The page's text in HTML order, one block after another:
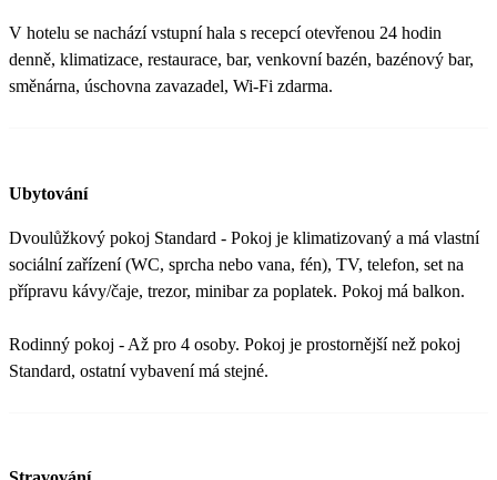
V hotelu se nachází vstupní hala s recepcí otevřenou 24 hodin
denně, klimatizace, restaurace, bar, venkovní bazén, bazénový bar,
směnárna, úschovna zavazadel, Wi-Fi zdarma.
Ubytování
Dvoulůžkový pokoj Standard - Pokoj je klimatizovaný a má vlastní
sociální zařízení (WC, sprcha nebo vana, fén), TV, telefon, set na
přípravu kávy/čaje, trezor, minibar za poplatek. Pokoj má balkon.
Rodinný pokoj - Až pro 4 osoby. Pokoj je prostornější než pokoj
Standard, ostatní vybavení má stejné.